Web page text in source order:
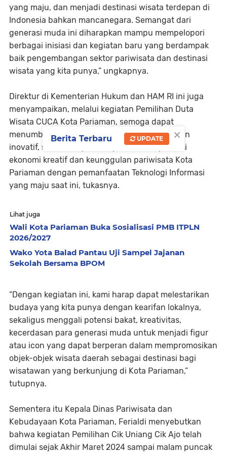
yang maju, dan menjadi destinasi wisata terdepan di
Indonesia bahkan mancanegara. Semangat dari
generasi muda ini diharapkan mampu mempelopori
berbagai inisiasi dan kegiatan baru yang berdampak
baik pengembangan sektor pariwisata dan destinasi
wisata yang kita punya,” ungkapnya.
Direktur di Kementerian Hukum dan HAM RI ini juga
menyampaikan, melalui kegiatan Pemilihan Duta
Wisata CUCA Kota Pariaman, semoga dapat
menumbuhkan generasi muda yang kreatif dan
inovatif, serta mampu mempromosikan potensi
ekonomi kreatif dan keunggulan pariwisata Kota
Pariaman dengan pemanfaatan Teknologi Informasi
yang maju saat ini, tukasnya.
Lihat juga
Wali Kota Pariaman Buka Sosialisasi PMB ITPLN
2026/2027
Wako Yota Balad Pantau Uji Sampel Jajanan
Sekolah Bersama BPOM
“Dengan kegiatan ini, kami harap dapat melestarikan
budaya yang kita punya dengan kearifan lokalnya,
sekaligus menggali potensi bakat, kreativitas,
kecerdasan para generasi muda untuk menjadi figur
atau icon yang dapat berperan dalam mempromosikan
objek-objek wisata daerah sebagai destinasi bagi
wisatawan yang berkunjung di Kota Pariaman,”
tutupnya.
Sementera itu Kepala Dinas Pariwisata dan
Kebudayaan Kota Pariaman, Ferialdi menyebutkan
bahwa kegiatan Pemilihan Cik Uniang Cik Ajo telah
dimulai sejak Akhir Maret 2024 sampai malam puncak
×
Berita Terbaru UPDATE